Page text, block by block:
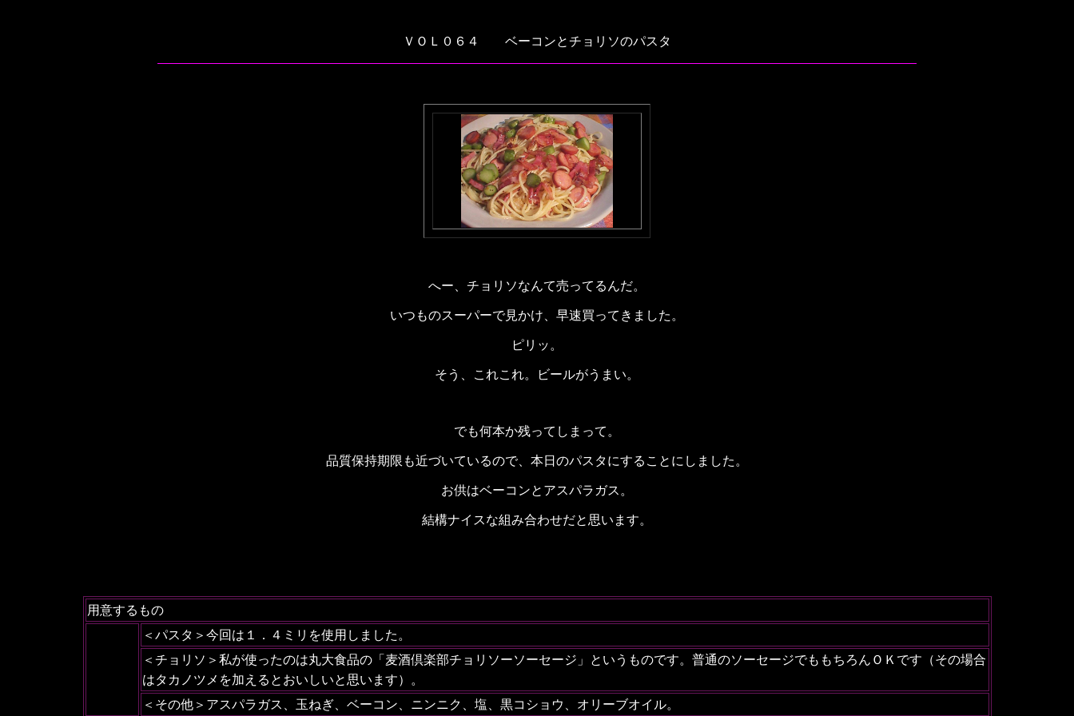
ＶＯＬ０６４ ベーコンとチョリソのパスタ
へー、チョリソなんて売ってるんだ。
いつものスーパーで見かけ、早速買ってきました。
ピリッ。
そう、これこれ。ビールがうまい。
でも何本か残ってしまって。
品質保持期限も近づいているので、本日のパスタにすることにしました。
お供はベーコンとアスパラガス。
結構ナイスな組み合わせだと思います。
用意するもの
＜パスタ＞今回は１．４ミリを使用しました。
＜チョリソ＞私が使ったのは丸大食品の「麦酒倶楽部チョリソーソーセージ」というものです。普通のソーセージでももちろんＯＫです（その場合
はタカノツメを加えるとおいしいと思います）。
＜その他＞アスパラガス、玉ねぎ、ベーコン、ニンニク、塩、黒コショウ、 オリーブオイル。